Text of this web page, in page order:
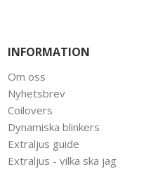
INFORMATION
Om oss
Nyhetsbrev
Coilovers
Dynamiska blinkers
Extraljus guide
Extraljus - vilka ska jag